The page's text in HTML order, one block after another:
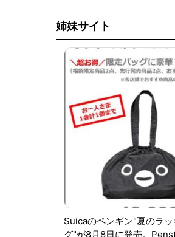
姉妹サイト
Suicaのペンギン"夏のラッ
グ"が8月8日に発売。